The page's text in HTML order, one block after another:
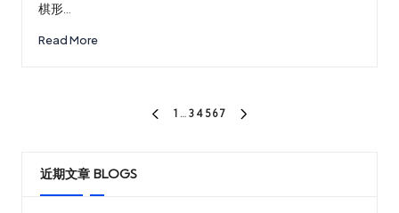
棋形…
Read More
分
PREVIOUS
1 … 3 4 5 6 7
近期文章 BLOGS